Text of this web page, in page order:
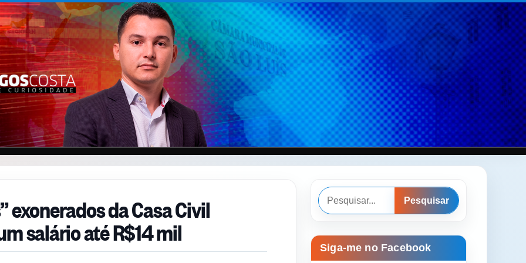
exonerados da Casa Civil
salário até R$14 mil
Pesquisar
Pesquisar
Siga-me no Facebook